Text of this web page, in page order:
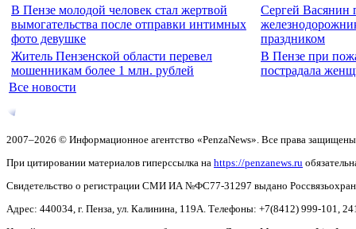
В Пензе молодой человек стал жертвой
вымогательства после отправки интимных
фото девушке
Сергей Васянин
праздником
Житель Пензенской области перевел
мошенникам более 1 млн. рублей
В Пензе при
пострадала
Все новости
2007–2026 © Информационное агентство «PenzaNews». Все права
При цитировании материалов гиперссылка на https://penzanews.ru
Свидетельство о регистрации СМИ ИА №ФС77-31297 выдано
Адрес: 440034, г. Пенза, ул. Калинина, 119А. Телефоны: +7(8412) 999-101,